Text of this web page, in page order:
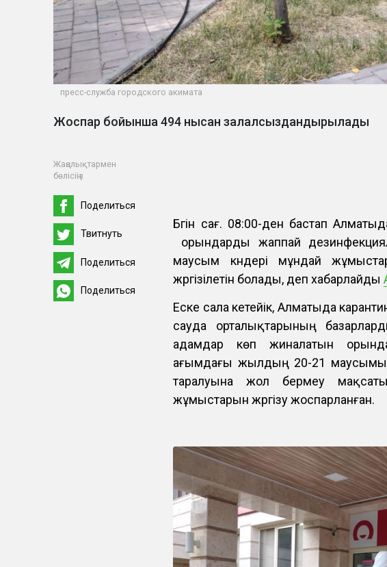
пресс-служба городского акимата
Жоспар бойынша 494 нысан залалсыздандырылады
Жаңалықтармен
бөлісіңіз
Поделиться
Твитнуть
Поделиться
Поделиться
Бүгін сағ. 08:00-ден бастап
орындарды жаппай
маусым күндері мұндай
жүргізілетін болады, деп хабарлайды
Еске сала кетейік, Алматыда
сауда орталықтарының
адамдар көп жиналатын
ағымдағы жылдың 20-21
таралуына жол бермеу
жұмыстарын жүргізу жоспарланған.